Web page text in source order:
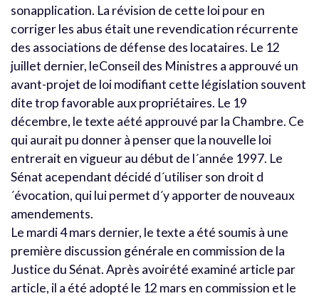
sonapplication. La révision de cette loi pour en
corriger les abus était une revendication récurrente
des associations de défense des locataires. Le 12
juillet dernier, leConseil des Ministres a approuvé un
avant-projet de loi modifiant cette législation souvent
dite trop favorable aux propriétaires. Le 19
décembre, le texte aété approuvé par la Chambre. Ce
qui aurait pu donner à penser que la nouvelle loi
entrerait en vigueur au début de l´année 1997. Le
Sénat acependant décidé d´utiliser son droit d
´évocation, qui lui permet d´y apporter de nouveaux
amendements.
Le mardi 4 mars dernier, le texte a été soumis à une
première discussion générale en commission de la
Justice du Sénat. Après avoirété examiné article par
article, il a été adopté le 12 mars en commission et le